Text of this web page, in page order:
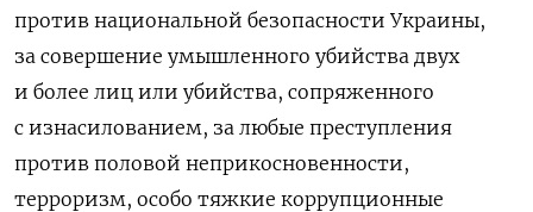
против национальной безопасности Украины,
за совершение умышленного убийства двух
и более лиц или убийства, сопряженного
с изнасилованием, за любые преступления
против половой неприкосновенности,
терроризм, особо тяжкие коррупционные